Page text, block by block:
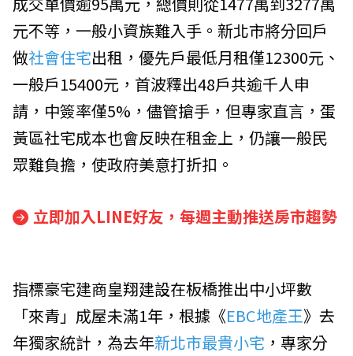
元不等，一般小資族難入手。新北市將分回戶
做社會住宅出租，優先戶最低月租僅12300元、
一般戶15400元，首波釋出48戶共逾千人申
請，中簽率僅5%，儘管搶手，但專家直言，蛋
黃區社宅成本也會反映在租金上，仍讓一般民
眾難負擔，使政府美意打折扣。
立即加入LINE好友，每週主動推送房市趨勢
指標豪宅建商皇翔建設在板橋推出中小坪數
「來青」成屋未滿1年，根據《EBC地產王》去
年獨家統計，為去年新北市最貴小宅 ，專家分